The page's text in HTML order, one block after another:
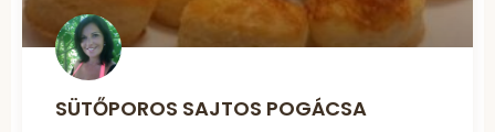
SÜTŐPOROS SAJTOS POGÁCSA